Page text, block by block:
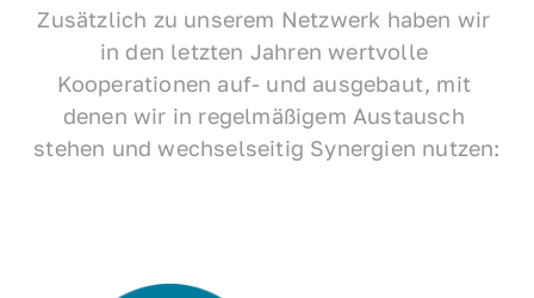
Zusätzlich zu unserem Netzwerk haben wir
in den letzten Jahren wertvolle
Kooperationen auf- und ausgebaut, mit
denen wir in regelmäßigem Austausch
stehen und wechselseitig Synergien nutzen: